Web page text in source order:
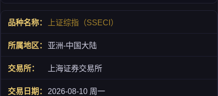
上证综指（SSECI）
亚洲-中国大陆
上海证券交易所
2026-08-10 周一